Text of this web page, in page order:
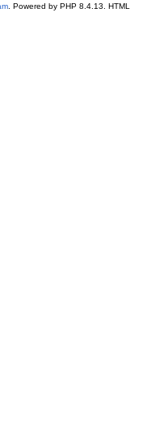
. Powered by PHP 8.4.13. HTML